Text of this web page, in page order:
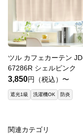
ツル カフェカーテン
67286R シェルピンク
3,850円（税込）〜
遮光1級 洗濯機OK 防炎
関連カテゴリ